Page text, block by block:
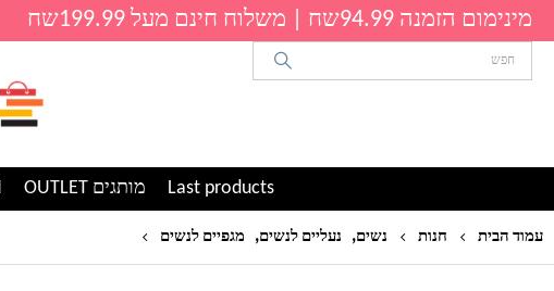
מינימום הזמנה 94.99שח | משלוח חינם מעל 199.99שח
Last products מותגים OUTLET
עמוד הבית חנות נשים, נעליים לנשים, מגפיים לנשים